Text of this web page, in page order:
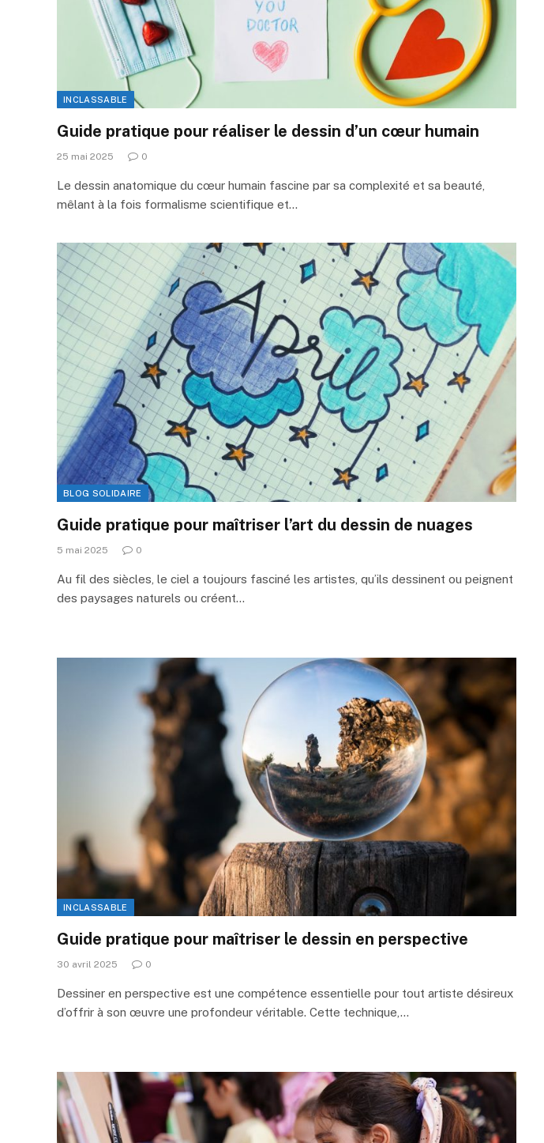
INCLASSABLE
Guide pratique pour réaliser le dessin d’un cœur humain
25 mai 2025 0
Le dessin anatomique du cœur humain fascine par sa complexité et sa beauté,
mêlant à la fois formalisme scientifique et…
BLOG SOLIDAIRE
Guide pratique pour maîtriser l’art du dessin de nuages
5 mai 2025 0
Au fil des siècles, le ciel a toujours fasciné les artistes, qu’ils dessinent ou peignent
des paysages naturels ou créent…
INCLASSABLE
Guide pratique pour maîtriser le dessin en perspective
30 avril 2025 0
Dessiner en perspective est une compétence essentielle pour tout artiste désireux
d’offrir à son œuvre une profondeur véritable. Cette technique,…